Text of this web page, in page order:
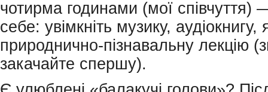
чотирма годинами (мої співчуття)
себе: увімкніть музику, аудіокнигу,
природнично-пізнавальну лекцію
закачайте спершу).